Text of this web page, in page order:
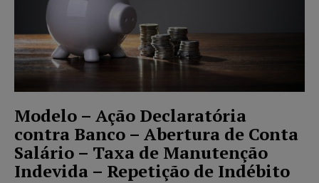
Modelo – Ação Declaratória
contra Banco – Abertura de Conta
Salário – Taxa de Manutenção
Indevida – Repetição de Indébito